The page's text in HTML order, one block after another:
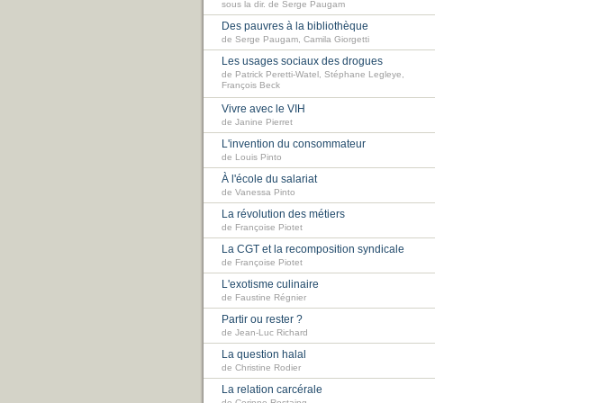
sous la dir. de Serge Paugam
Des pauvres à la bibliothèque
de Serge Paugam, Camila Giorgetti
Les usages sociaux des drogues
de Patrick Peretti-Watel, Stéphane Legleye,
François Beck
Vivre avec le VIH
de Janine Pierret
L'invention du consommateur
de Louis Pinto
À l'école du salariat
de Vanessa Pinto
La révolution des métiers
de Françoise Piotet
La CGT et la recomposition syndicale
de Françoise Piotet
L'exotisme culinaire
de Faustine Régnier
Partir ou rester ?
de Jean-Luc Richard
La question halal
de Christine Rodier
La relation carcérale